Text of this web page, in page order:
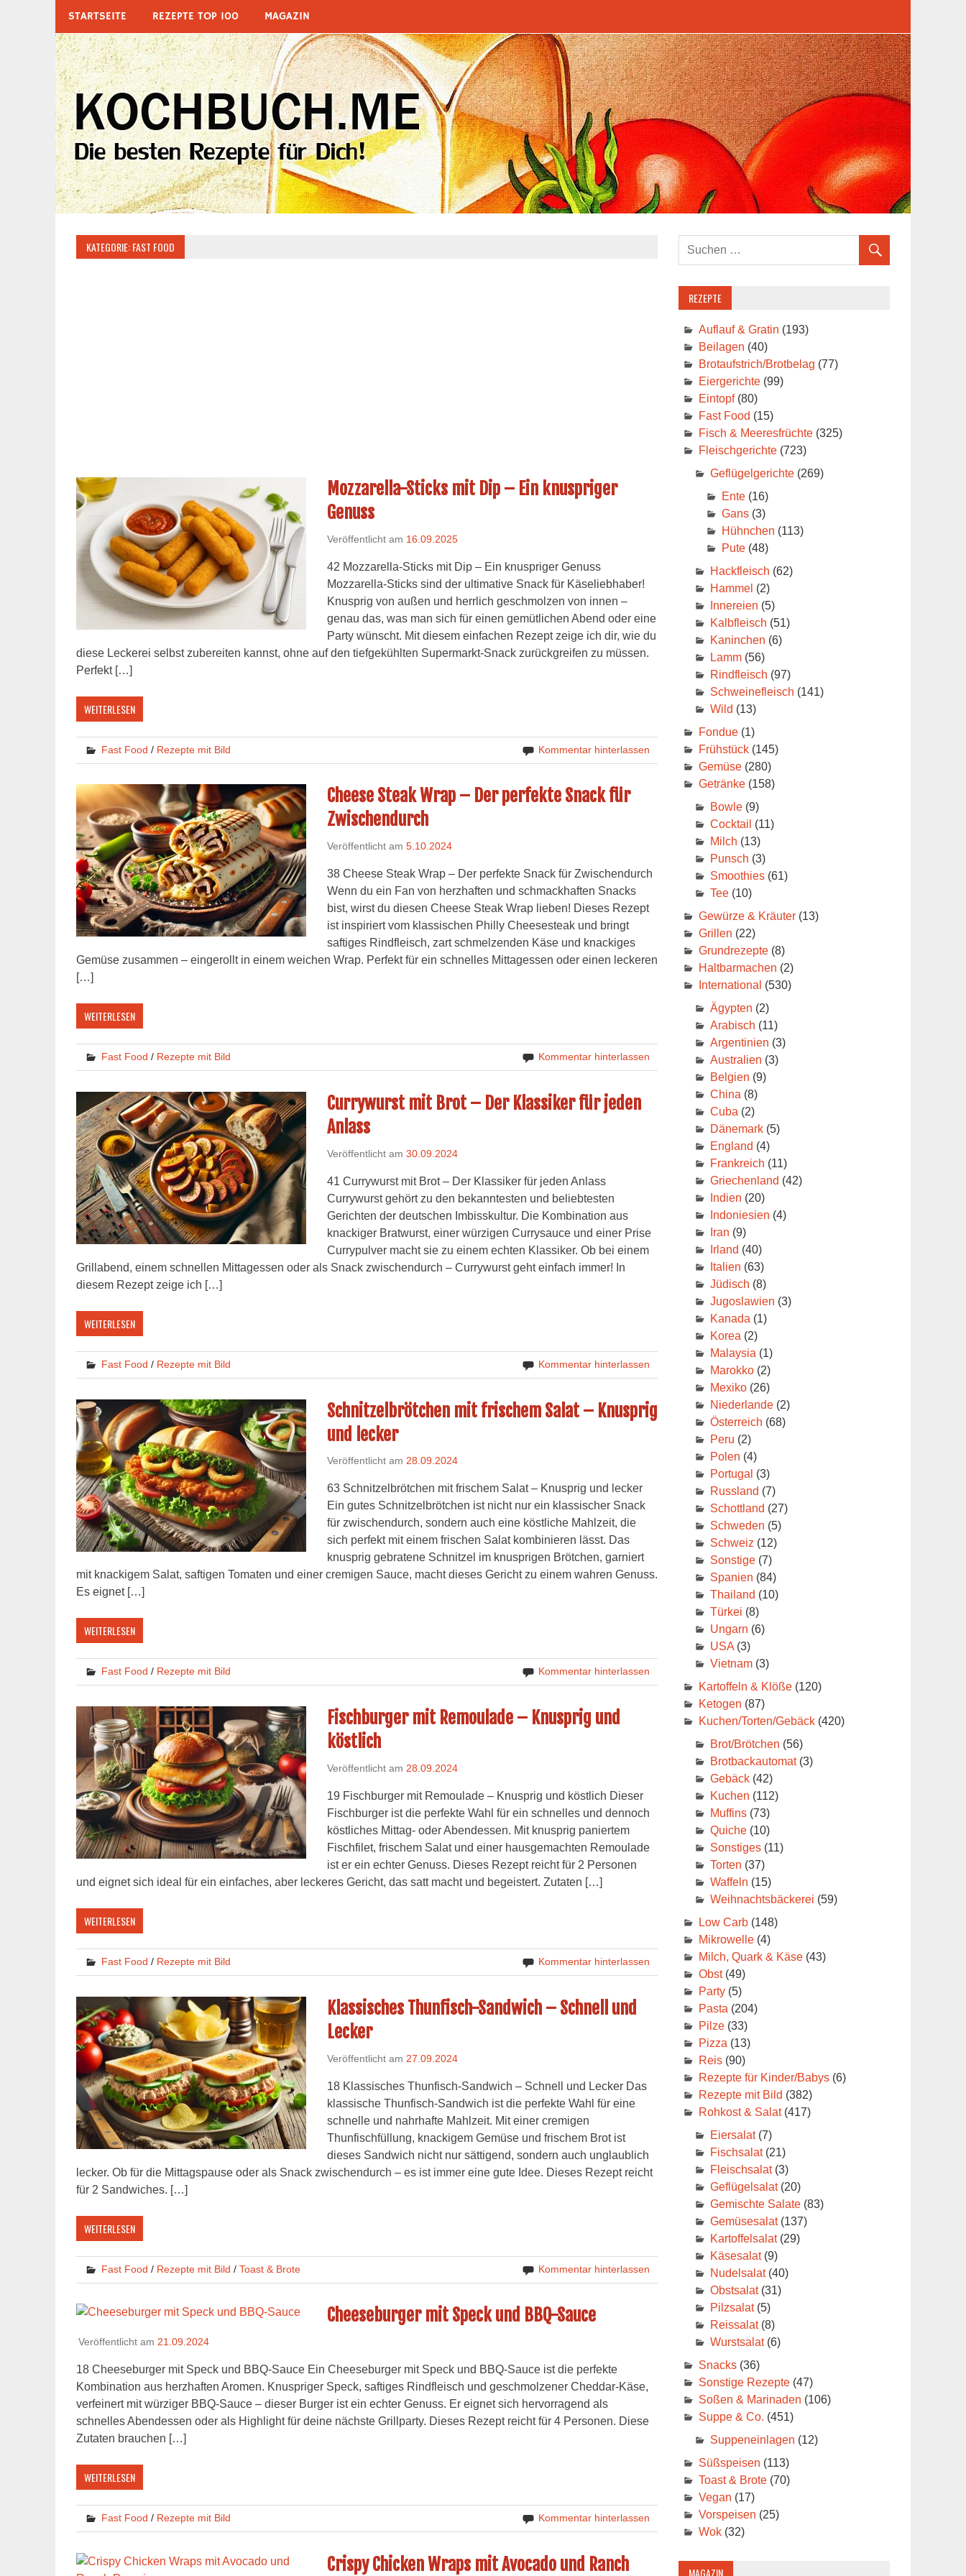
springen
STARTSEITE REZEPTE TOP 100 MAGAZIN
KATEGORIE:FAST FOOD
Mozzarella-Sticks mit Dip – Ein knuspriger
Genuss
Veröffentlicht am 16.09.2025
42 Mozzarella-Sticks mit Dip – Ein knuspriger Genuss
Mozzarella-Sticks sind der ultimative Snack für Käseliebhaber!
Knusprig von außen und herrlich geschmolzen von innen –
genau das, was man sich für einen gemütlichen Abend oder eine
Party wünscht. Mit diesem einfachen Rezept zeige ich dir, wie du
diese Leckerei selbst zubereiten kannst, ohne auf den tiefgekühlten Supermarkt-Snack zurückgreifen zu müssen.
Perfekt […]
WEITERLESEN
Fast Food / Rezepte mit Bild Kommentar hinterlassen
Cheese Steak Wrap – Der perfekte Snack für
Zwischendurch
Veröffentlicht am 5.10.2024
38 Cheese Steak Wrap – Der perfekte Snack für Zwischendurch
Wenn du ein Fan von herzhaften und schmackhaften Snacks
bist, wirst du diesen Cheese Steak Wrap lieben! Dieses Rezept
ist inspiriert vom klassischen Philly Cheesesteak und bringt
saftiges Rindfleisch, zart schmelzenden Käse und knackiges
Gemüse zusammen – eingerollt in einem weichen Wrap. Perfekt für ein schnelles Mittagessen oder einen leckeren
[…]
WEITERLESEN
Fast Food / Rezepte mit Bild Kommentar hinterlassen
Currywurst mit Brot – Der Klassiker für jeden
Anlass
Veröffentlicht am 30.09.2024
41 Currywurst mit Brot – Der Klassiker für jeden Anlass
Currywurst gehört zu den bekanntesten und beliebtesten
Gerichten der deutschen Imbisskultur. Die Kombination aus
knackiger Bratwurst, einer würzigen Currysauce und einer Prise
Currypulver macht sie zu einem echten Klassiker. Ob bei einem
Grillabend, einem schnellen Mittagessen oder als Snack zwischendurch – Currywurst geht einfach immer! In
diesem Rezept zeige ich […]
WEITERLESEN
Fast Food / Rezepte mit Bild Kommentar hinterlassen
Schnitzelbrötchen mit frischem Salat – Knusprig
und lecker
Veröffentlicht am 28.09.2024
63 Schnitzelbrötchen mit frischem Salat – Knusprig und lecker
Ein gutes Schnitzelbrötchen ist nicht nur ein klassischer Snack
für zwischendurch, sondern auch eine köstliche Mahlzeit, die
sich perfekt mit einem frischen Salat kombinieren lässt. Das
knusprig gebratene Schnitzel im knusprigen Brötchen, garniert
mit knackigem Salat, saftigen Tomaten und einer cremigen Sauce, macht dieses Gericht zu einem wahren Genuss.
Es eignet […]
WEITERLESEN
Fast Food / Rezepte mit Bild Kommentar hinterlassen
Fischburger mit Remoulade – Knusprig und
köstlich
Veröffentlicht am 28.09.2024
19 Fischburger mit Remoulade – Knusprig und köstlich Dieser
Fischburger ist die perfekte Wahl für ein schnelles und dennoch
köstliches Mittag- oder Abendessen. Mit knusprig paniertem
Fischfilet, frischem Salat und einer hausgemachten Remoulade
ist er ein echter Genuss. Dieses Rezept reicht für 2 Personen
und eignet sich ideal für ein einfaches, aber leckeres Gericht, das satt macht und begeistert. Zutaten […]
WEITERLESEN
Fast Food / Rezepte mit Bild Kommentar hinterlassen
Klassisches Thunfisch-Sandwich – Schnell und
Lecker
Veröffentlicht am 27.09.2024
18 Klassisches Thunfisch-Sandwich – Schnell und Lecker Das
klassische Thunfisch-Sandwich ist die perfekte Wahl für eine
schnelle und nahrhafte Mahlzeit. Mit einer cremigen
Thunfischfüllung, knackigem Gemüse und frischem Brot ist
dieses Sandwich nicht nur sättigend, sondern auch unglaublich
lecker. Ob für die Mittagspause oder als Snack zwischendurch – es ist immer eine gute Idee. Dieses Rezept reicht
für 2 Sandwiches. […]
WEITERLESEN
Fast Food / Rezepte mit Bild / Toast & Brote Kommentar hinterlassen
Cheeseburger mit Speck und BBQ-Sauce
Veröffentlicht am 21.09.2024
18 Cheeseburger mit Speck und BBQ-Sauce Ein Cheeseburger mit Speck und BBQ-Sauce ist die perfekte
Kombination aus herzhaften Aromen. Knuspriger Speck, saftiges Rindfleisch und geschmolzener Cheddar-Käse,
verfeinert mit würziger BBQ-Sauce – dieser Burger ist ein echter Genuss. Er eignet sich hervorragend als
schnelles Abendessen oder als Highlight für deine nächste Grillparty. Dieses Rezept reicht für 4 Personen. Diese
Zutaten brauchen […]
WEITERLESEN
Fast Food / Rezepte mit Bild Kommentar hinterlassen
Crispy Chicken Wraps mit Avocado und Ranch
REZEPTE
Auflauf & Gratin (193)
Beilagen (40)
Brotaufstrich/Brotbelag (77)
Eiergerichte(99)
Eintopf(80)
Fast Food (15)
Fisch & Meeresfrüchte(325)
Fleischgerichte(723)
Geflügelgerichte(269)
Ente(16)
Gans(3)
Hühnchen (113)
Pute(48)
Hackfleisch (62)
Hammel (2)
Innereien (5)
Kalbfleisch (51)
Kaninchen (6)
Lamm(56)
Rindfleisch (97)
Schweinefleisch (141)
Wild (13)
Fondue(1)
Frühstück(145)
Gemüse(280)
Getränke(158)
Bowle(9)
Cocktail (11)
Milch (13)
Punsch (3)
Smoothies(61)
Tee(10)
Gewürze & Kräuter(13)
Grillen (22)
Grundrezepte(8)
Haltbarmachen (2)
International (530)
Ägypten (2)
Arabisch (11)
Argentinien (3)
Australien (3)
Belgien (9)
China (8)
Cuba (2)
Dänemark(5)
England (4)
Frankreich (11)
Griechenland (42)
Indien (20)
Indoniesien (4)
Iran (9)
Irland (40)
Italien (63)
Jüdisch (8)
Jugoslawien (3)
Kanada (1)
Korea (2)
Malaysia (1)
Marokko(2)
Mexiko(26)
Niederlande(2)
Österreich (68)
Peru (2)
Polen (4)
Portugal (3)
Russland (7)
Schottland (27)
Schweden (5)
Schweiz (12)
Sonstige(7)
Spanien (84)
Thailand (10)
Türkei (8)
Ungarn (6)
USA(3)
Vietnam(3)
Kartoffeln & Klöße(120)
Ketogen (87)
Kuchen/Torten/Gebäck(420)
Brot/Brötchen (56)
Brotbackautomat(3)
Gebäck(42)
Kuchen (112)
Muffins(73)
Quiche(10)
Sonstiges(11)
Torten (37)
Waffeln (15)
Weihnachtsbäckerei (59)
Low Carb(148)
Mikrowelle(4)
Milch, Quark & Käse(43)
Obst(49)
Party(5)
Pasta (204)
Pilze(33)
Pizza (13)
Reis(90)
Rezepte für Kinder/Babys(6)
Rezepte mit Bild (382)
Rohkost & Salat(417)
Eiersalat(7)
Fischsalat(21)
Fleischsalat(3)
Geflügelsalat(20)
Gemischte Salate(83)
Gemüsesalat(137)
Kartoffelsalat(29)
Käsesalat(9)
Nudelsalat(40)
Obstsalat(31)
Pilzsalat(5)
Reissalat(8)
Wurstsalat(6)
Snacks(36)
Sonstige Rezepte(47)
Soßen & Marinaden (106)
Suppe & Co. (451)
Suppeneinlagen (12)
Süßspeisen (113)
Toast & Brote(70)
Vegan (17)
Vorspeisen (25)
Wok(32)